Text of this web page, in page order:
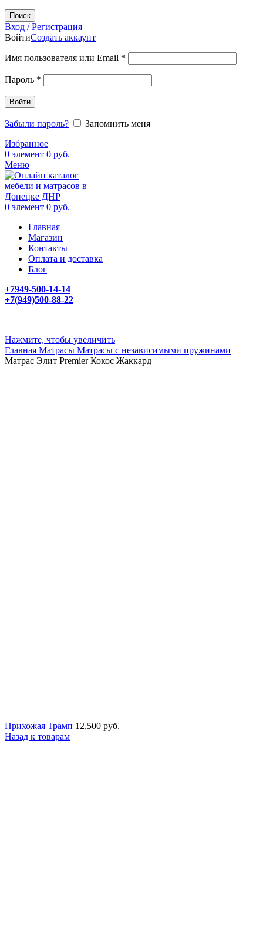
Поиск
Вход / Регистрация
ВойтиСоздать аккаунт
Имя пользователя или Email *
Пароль *
Войти
Забыли пароль?
Запомнить меня
Избранное
0 элемент 0 руб.
Меню
0 элемент 0 руб.
Главная
Магазин
Контакты
Оплата и доставка
Блог
+7949-500-14-14
+7(949)500-88-22
Нажмите, чтобы увеличить
Главная Матрасы Матрасы с независимыми пружинами
Матрас Элит Premier Кокос Жаккард
Прихожая Трамп 12,500 руб.
Назад к товарам